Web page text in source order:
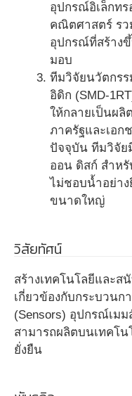
อุปกรณ์อิเล็กทร
คณิตศาสตร์ รว
อุปกรณ์ที่สร้าง
มอบ
ทีมวิจัยนวัตกร
อิดิก (SMD-
ให้กลายเป็นผ
ภาครัฐและเอก
ปัจจุบัน ทีมวิจัย
ออน ดิสก์ สำห
ไม่ชอบน้ำอย่าง
ขนาดใหญ่
วิสัยทัศน์
สร้างเทคโนโลยีและส
เกี่ยวข้องกับกระบวนก
(Sensors) อุปกรณ์เม
สามารถผลิตบนเทคโน
ยั่งยืน